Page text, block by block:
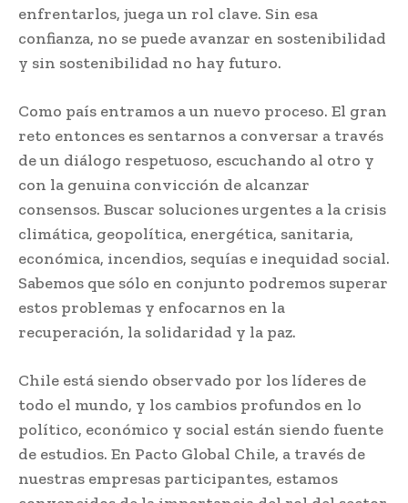
enfrentarlos, juega un rol clave. Sin esa
confianza, no se puede avanzar en sostenibilidad
y sin sostenibilidad no hay futuro.
Como país entramos a un nuevo proceso. El gran
reto entonces es sentarnos a conversar a través
de un diálogo respetuoso, escuchando al otro y
con la genuina convicción de alcanzar
consensos. Buscar soluciones urgentes a la crisis
climática, geopolítica, energética, sanitaria,
económica, incendios, sequías e inequidad social.
Sabemos que sólo en conjunto podremos superar
estos problemas y enfocarnos en la
recuperación, la solidaridad y la paz.
Chile está siendo observado por los líderes de
todo el mundo, y los cambios profundos en lo
político, económico y social están siendo fuente
de estudios. En Pacto Global Chile, a través de
nuestras empresas participantes, estamos